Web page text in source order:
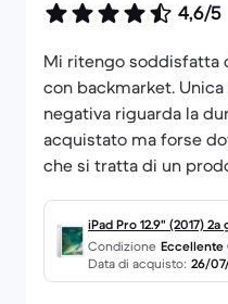
4,6/5
Mi ritengo soddisfatta
con backmarket. Unica
negativa riguarda la
acquistato ma forse
che si tratta di un
iPad Pro 12.9" (2017)
o
Condizione Eccellente
Data di acquisto: 26/